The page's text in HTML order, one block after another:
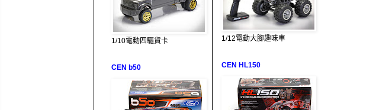
1/10電動四驅貨卡
CEN b50
1/12電動大腳趣味車
CEN HL150